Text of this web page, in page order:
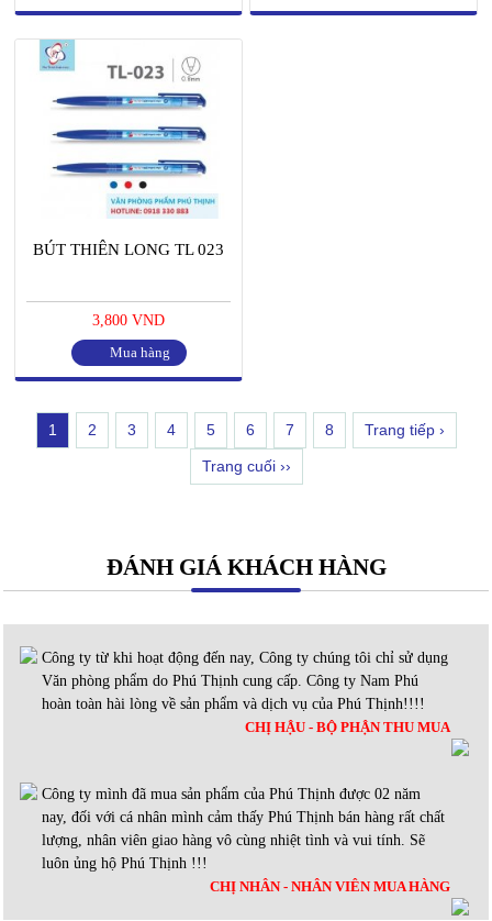
BÚT THIÊN LONG TL 023
3,800 VND
Mua hàng
1 2 3 4 5 6 7 8 Trang tiếp ›
Trang cuối ››
ĐÁNH GIÁ KHÁCH HÀNG
Công ty từ khi hoạt động đến nay, Công ty chúng tôi chỉ sử dụng
Văn phòng phẩm do Phú Thịnh cung cấp. Công ty Nam Phú
hoàn toàn hài lòng về sản phẩm và dịch vụ của Phú Thịnh!!!!
CHỊ HẬU - BỘ PHẬN THU MUA
Công ty mình đã mua sản phẩm của Phú Thịnh được 02 năm
nay, đối với cá nhân mình cảm thấy Phú Thịnh bán hàng rất chất
lượng, nhân viên giao hàng vô cùng nhiệt tình và vui tính. Sẽ
luôn ủng hộ Phú Thịnh !!!
CHỊ NHÂN - NHÂN VIÊN MUA HÀNG